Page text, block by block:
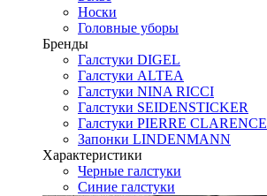
Носки
Головные уборы
Бренды
Галстуки DIGEL
Галстуки ALTEA
Галстуки NINA RICCI
Галстуки SEIDENSTICKER
Галстуки PIERRE CLARENCE
Запонки LINDENMANN
Характеристики
Черные галстуки
Синие галстуки